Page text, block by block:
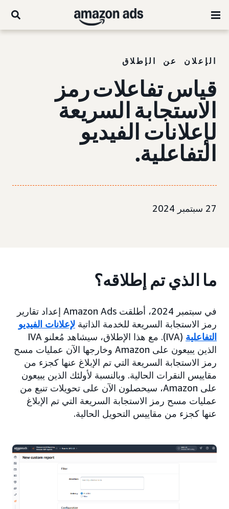
الإعلان عن الإطلاق
قياس تفاعلات رمز
الاستجابة السريعة
لإعلانات الفيديو
التفاعلية.
27 سبتمبر 2024
ما الذي تم إطلاقه؟
في سبتمبر 2024، أطلقت Amazon Ads إعداد تقارير
رمز الاستجابة السريعة للخدمة الذاتية لإعلانات الفيديو
التفاعلية
(IVA). مع هذا الإطلاق، سيشاهد مُعلنو IVA
الذين يبيعون على Amazon وخارجها الآن عمليات مسح
رمز الاستجابة السريعة التي تم الإبلاغ عنها كجزء من
مقاييس النقرات الحالية. وبالنسبة لأولئك الذين يبيعون
على Amazon، سيحصلون الآن على تحويلات تنبع من
عمليات مسح رمز الاستجابة السريعة التي تم الإبلاغ
عنها كجزء من مقاييس التحويل الحالية.